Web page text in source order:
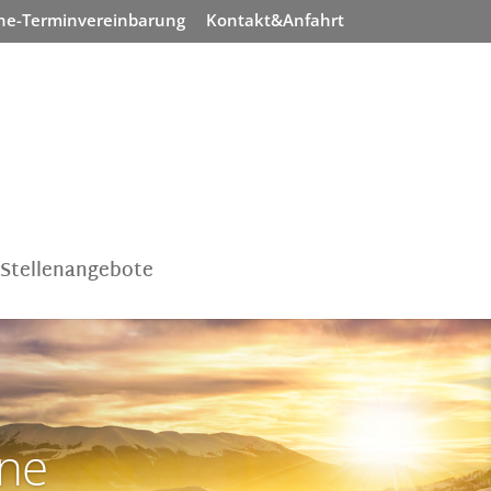
Terminvereinbarung Kontakt&Anfahrt
Stellenangebote